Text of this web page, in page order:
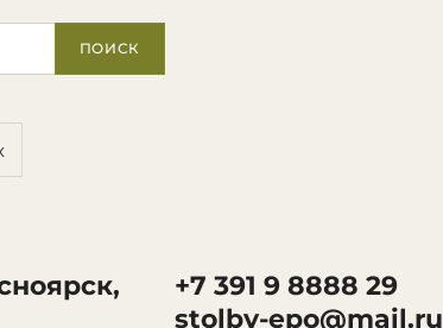
ПОИСК
+7 391 9 8888 29
stolby-epo@mail.ru